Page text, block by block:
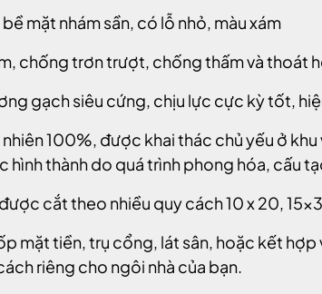
mặt nhám sần, có lỗ nhỏ, màu xám
chống trơn trượt, chống thấm và thoát
gạch siêu cứng, chịu lực cực kỳ tốt,
100%, được khai thác chủ yếu ở
hình thành do quá trình phong hóa, cấu
cắt theo nhiều quy cách 10 x 20,
mặt tiền, trụ cổng, lát sân, hoặc kết
riêng cho ngôi nhà của bạn.